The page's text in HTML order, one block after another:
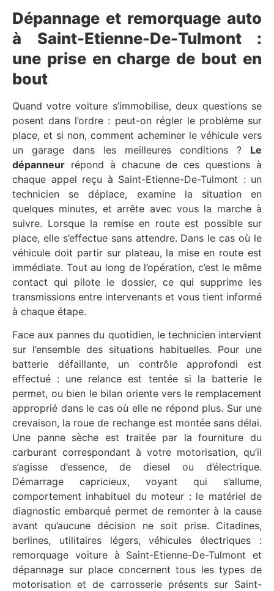
Dépannage et remorquage auto
à Saint-Etienne-De-Tulmont :
une prise en charge de bout en
bout
Quand votre voiture s’immobilise, deux questions se
posent dans l’ordre : peut-on régler le problème sur
place, et si non, comment acheminer le véhicule vers
un garage dans les meilleures conditions ? Le
dépanneur répond à chacune de ces questions à
chaque appel reçu à Saint-Etienne-De-Tulmont : un
technicien se déplace, examine la situation en
quelques minutes, et arrête avec vous la marche à
suivre. Lorsque la remise en route est possible sur
place, elle s’effectue sans attendre. Dans le cas où le
véhicule doit partir sur plateau, la mise en route est
immédiate. Tout au long de l’opération, c’est le même
contact qui pilote le dossier, ce qui supprime les
transmissions entre intervenants et vous tient informé
à chaque étape.
Face aux pannes du quotidien, le technicien intervient
sur l’ensemble des situations habituelles. Pour une
batterie défaillante, un contrôle approfondi est
effectué : une relance est tentée si la batterie le
permet, ou bien le bilan oriente vers le remplacement
approprié dans le cas où elle ne répond plus. Sur une
crevaison, la roue de rechange est montée sans délai.
Une panne sèche est traitée par la fourniture du
carburant correspondant à votre motorisation, qu’il
s’agisse d’essence, de diesel ou d’électrique.
Démarrage capricieux, voyant qui s’allume,
comportement inhabituel du moteur : le matériel de
diagnostic embarqué permet de remonter à la cause
avant qu’aucune décision ne soit prise. Citadines,
berlines, utilitaires légers, véhicules électriques :
remorquage voiture à Saint-Etienne-De-Tulmont et
dépannage sur place concernent tous les types de
motorisation et de carrosserie présents sur Saint-